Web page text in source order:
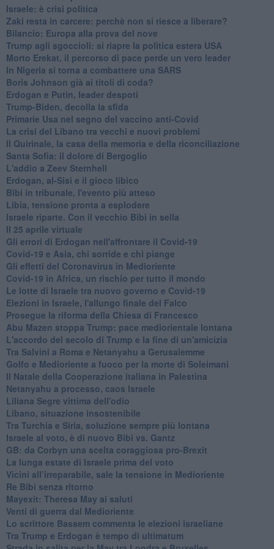
Israele: è crisi politica
Zaki resta in carcere: perchè non si riesce a liberare?
Bilancio: Europa alla prova del nove
Trump agli sgoccioli: si riapre la politica estera USA
Morto Erekat, il percorso di pace perde un vero leader
In Nigeria si torna a combattere una SARS
Boris Johnson già ai titoli di coda?
Erdogan e Putin, leader despoti
Trump-Biden, decolla la sfida
Primarie Usa nel segno del vaccino anti-Covid
La crisi del Libano tra vecchi e nuovi problemi
Il Quirinale, la casa della memoria e della riconciliazione
Santa Sofia: il dolore di Bergoglio
L'addio a ​Zeev Sternhell
Erdogan, al-Sisi e il gioco libico
Bibi in tribunale, l'evento più atteso
Libia, tensione pronta a esplodere
Israele riparte. Con il vecchio Bibi in sella
Il 25 aprile virtuale
Gli errori di Erdogan nell'affrontare il Covid-19
Covid-19 e Asia, chi sorride e chi piange
Gli effetti del Coronavirus in Medioriente
Covid-19 in Africa, un rischio per tutto il mondo
Le lotte di Israele tra nuovo governo e Covid-19
Elezioni in Israele, l'allungo finale del Falco
Prosegue la riforma della Chiesa di Francesco
Abu Mazen stoppa Trump: pace mediorientale lontana
L'accordo del secolo di Trump e la fine di un'amicizia
Tra Salvini a Roma e Netanyahu a Gerusalemme
Golfo e Medioriente a fuoco per la morte di Soleimani
Il Natale della Cooperazione italiana in Palestina
Netanyahu a processo, caos Israele
Liliana Segre vittima dell'odio
Libano, situazione insostenibile
Tra Turchia e Siria, soluzione sempre più lontana
Israele al voto, è di nuovo Bibi vs. Gantz
GB: da Corbyn una scelta coraggiosa pro-Brexit
La lunga estate di Israele prima del voto
Vicini all’irreparabile, sale la tensione in Medioriente
Re Bibi senza ritorno
Mayexit: Theresa May ai saluti
Venti di guerra dal Medioriente
Lo scrittore Bassem commenta le elezioni israeliane
Tra Trump e Erdogan è tempo di ultimatum